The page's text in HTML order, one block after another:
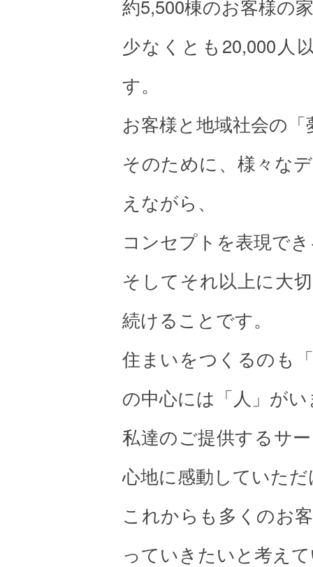
約5,500棟のお客様の
少なくとも20,000人
す。
お客様と地域社会の
そのために、様々な
えながら、
コンセプトを表現で
そしてそれ以上に大
続けることです。
住まいをつくるのも
の中心には「人」が
私達のご提供するサ
心地に感動していた
これからも多くのお
っていきたいと考え